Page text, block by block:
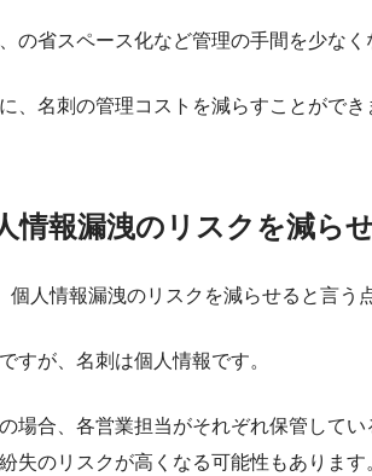
の省スペース化など管理の手間を少な
、名刺の管理コストを減らすことができ
報漏洩のリスクを減ら
個人情報漏洩のリスクを減らせると言う
すが、名刺は個人情報です。
場合、各営業担当がそれぞれ保管して
失のリスクが高くなる可能性もあります。